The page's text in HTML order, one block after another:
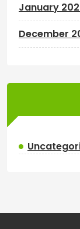
January
December